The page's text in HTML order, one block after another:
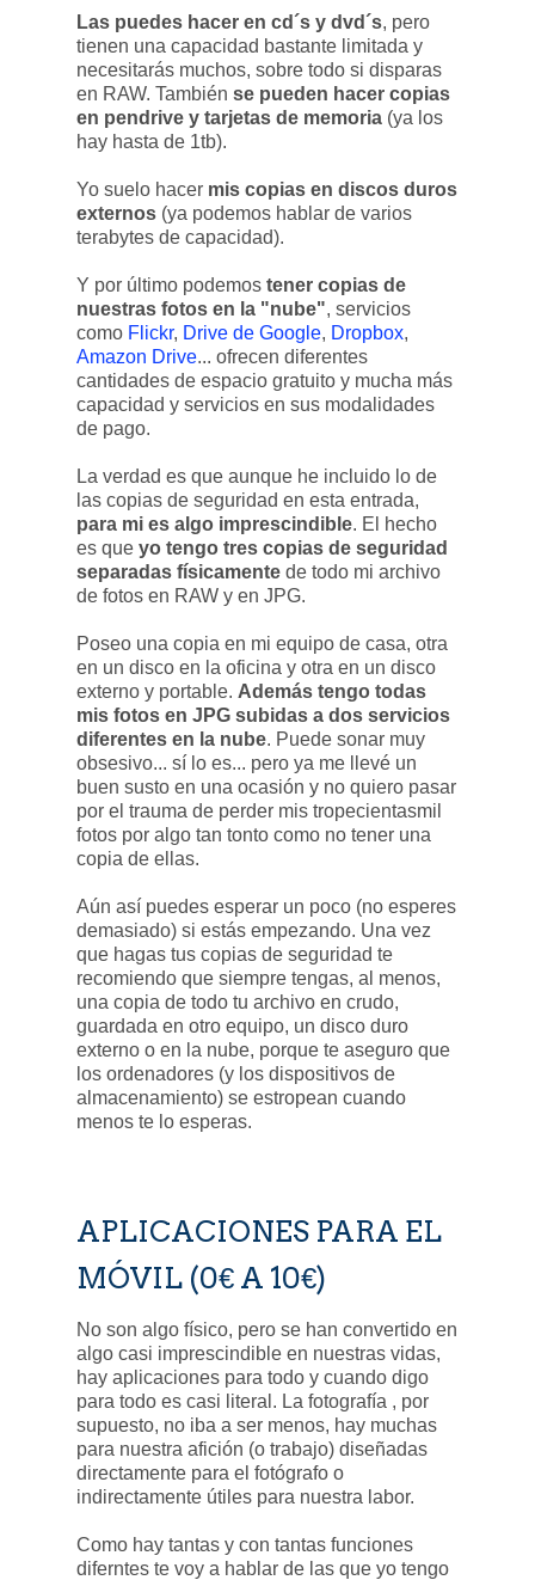
Las puedes hacer en cd´s y dvd´s, pero
tienen una capacidad bastante limitada y
necesitarás muchos, sobre todo si disparas
en RAW. También se pueden hacer copias
en pendrive y tarjetas de memoria (ya los
hay hasta de 1tb).
Yo suelo hacer mis copias en discos duros
externos (ya podemos hablar de varios
terabytes de capacidad).
Y por último podemos tener copias de
nuestras fotos en la "nube", servicios
como Flickr, Drive de Google, Dropbox,
Amazon Drive... ofrecen diferentes
cantidades de espacio gratuito y mucha más
capacidad y servicios en sus modalidades
de pago.
La verdad es que aunque he incluido lo de
las copias de seguridad en esta entrada,
para mi es algo imprescindible. El hecho
es que yo tengo tres copias de seguridad
separadas físicamente de todo mi archivo
de fotos en RAW y en JPG.
Poseo una copia en mi equipo de casa, otra
en un disco en la oficina y otra en un disco
externo y portable. Además tengo todas
mis fotos en JPG subidas a dos servicios
diferentes en la nube. Puede sonar muy
obsesivo... sí lo es... pero ya me llevé un
buen susto en una ocasión y no quiero pasar
por el trauma de perder mis tropecientasmil
fotos por algo tan tonto como no tener una
copia de ellas.
Aún así puedes esperar un poco (no esperes
demasiado) si estás empezando. Una vez
que hagas tus copias de seguridad te
recomiendo que siempre tengas, al menos,
una copia de todo tu archivo en crudo,
guardada en otro equipo, un disco duro
externo o en la nube, porque te aseguro que
los ordenadores (y los dispositivos de
almacenamiento) se estropean cuando
menos te lo esperas.
APLICACIONES PARA EL
MÓVIL (0€ A 10€)
No son algo físico, pero se han convertido en
algo casi imprescindible en nuestras vidas,
hay aplicaciones para todo y cuando digo
para todo es casi literal. La fotografía , por
supuesto, no iba a ser menos, hay muchas
para nuestra afición (o trabajo) diseñadas
directamente para el fotógrafo o
indirectamente útiles para nuestra labor.
Como hay tantas y con tantas funciones
diferntes te voy a hablar de las que yo tengo